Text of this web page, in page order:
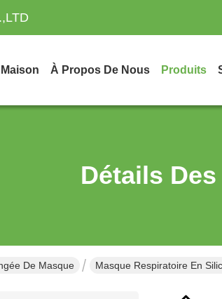
À Propos De Nous Produits
Détails
De Masque Masque Respiratoire En